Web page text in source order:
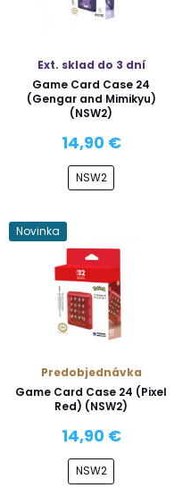
Ext. sklad do 3 dní
Game Card Case 24
(Gengar and Mimikyu)
(NSW2)
14,90 €
NSW2
Novinka
Predobjednávka
Game Card Case 24 (Pixel
Red) (NSW2)
14,90 €
NSW2